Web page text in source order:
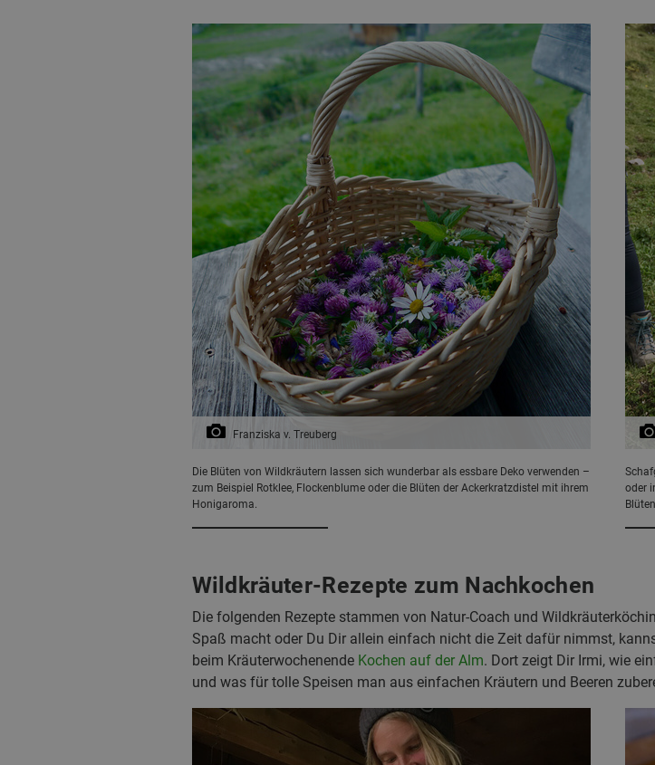
Franziska v. Treuberg
Die Blüten von Wildkräutern lassen sich wunderbar als essbare Deko verwenden –
zum Beispiel Rotklee, Flockenblume oder die Blüten der Ackerkratzdistel mit ihrem
Honigaroma.
oder
Wildkräuter-Rezepte zum Nachkochen
Die folgenden Rezepte stammen von Natur-Coach und
Spaß macht oder Du Dir allein einfach nicht die Zeit dafür nimmst,
beim Kräuterwochenende Kochen auf der Alm. Dort zeigt Dir Irmi, wie
und was für tolle Speisen man aus einfachen Kräutern und Beeren